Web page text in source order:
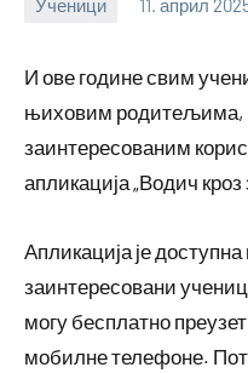
Ученици 11. април
bstankovic
И ове године свим
њиховим родитељима,
заинтересованим
апликација „Водич
Апликација је доступна
заинтересовани
могу бесплатно
мобилне телефоне.